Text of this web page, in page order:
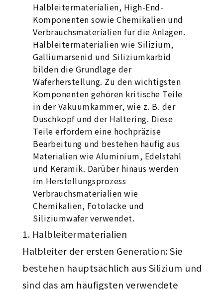
Halbleitermaterialien, High-End-
Komponenten sowie Chemikalien und
Verbrauchsmaterialien für die Anlagen.
Halbleitermaterialien wie Silizium,
Galliumarsenid und Siliziumkarbid
bilden die Grundlage der
Waferherstellung. Zu den wichtigsten
Komponenten gehören kritische Teile
in der Vakuumkammer, wie z. B. der
Duschkopf und der Haltering. Diese
Teile erfordern eine hochpräzise
Bearbeitung und bestehen häufig aus
Materialien wie Aluminium, Edelstahl
und Keramik. Darüber hinaus werden
im Herstellungsprozess
Verbrauchsmaterialien wie
Chemikalien, Fotolacke und
Siliziumwafer verwendet.
Halbleitermaterialien
Halbleiter der ersten Generation: Sie
bestehen hauptsächlich aus Silizium und
sind das am häufigsten verwendete